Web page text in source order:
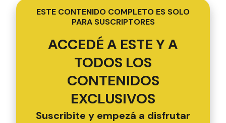
ESTE CONTENIDO COMPLETO ES SOLO
PARA SUSCRIPTORES
ACCEDÉ A ESTE Y A
TODOS LOS
CONTENIDOS
EXCLUSIVOS
Suscribite y empezá a disfrutar